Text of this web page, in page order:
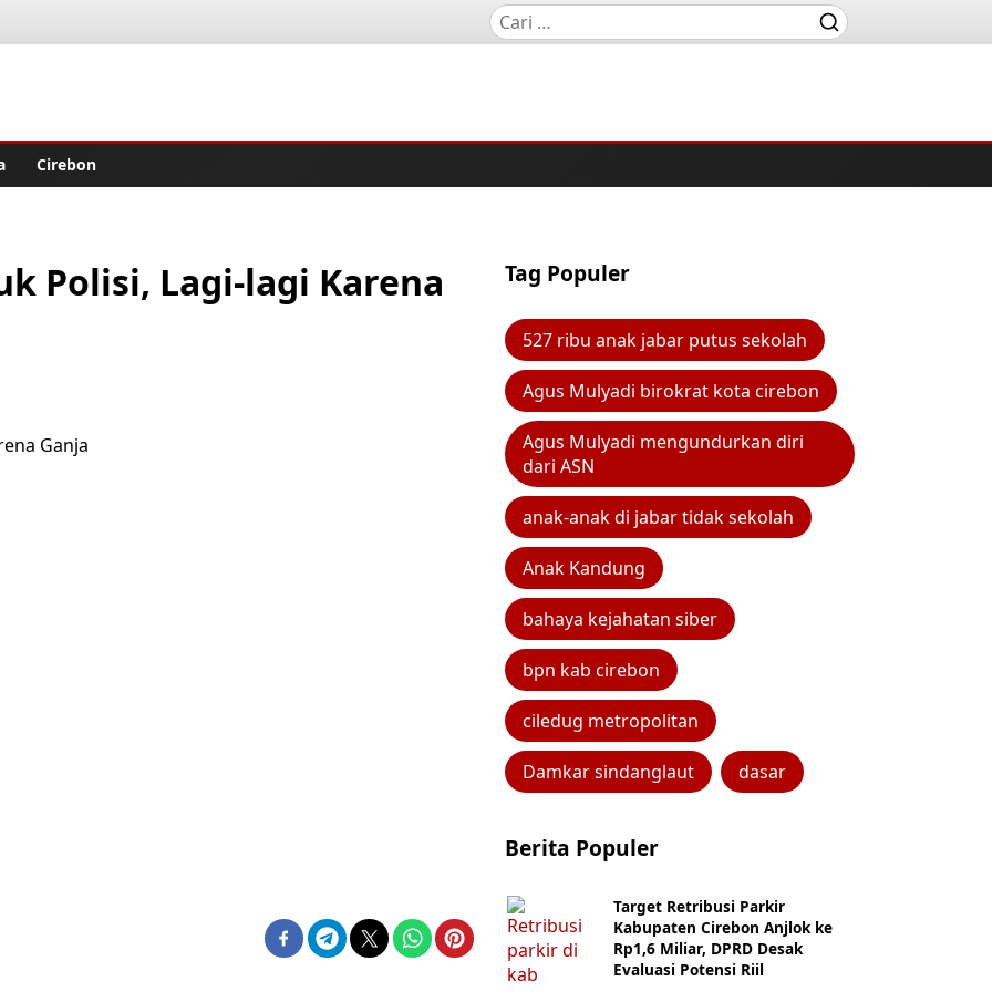
Cirebon
Polisi, Lagi-lagi Karena
Tag Populer
527 ribu anak jabar putus sekolah
Agus Mulyadi birokrat kota cirebon
Agus Mulyadi mengundurkan diri
dari ASN
anak-anak di jabar tidak sekolah
Anak Kandung
bahaya kejahatan siber
bpn kab cirebon
ciledug metropolitan
Damkar sindanglaut dasar
Berita Populer
Target Retribusi Parkir
Kabupaten Cirebon Anjlok ke
Rp1,6 Miliar, DPRD Desak
Evaluasi Potensi Riil